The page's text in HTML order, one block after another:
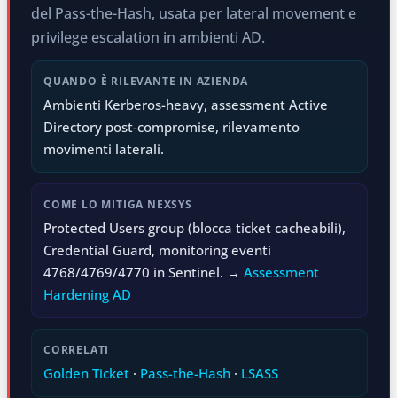
del Pass-the-Hash, usata per lateral movement e
privilege escalation in ambienti AD.
QUANDO È RILEVANTE IN AZIENDA
Ambienti Kerberos-heavy, assessment Active
Directory post-compromise, rilevamento
movimenti laterali.
COME LO MITIGA NEXSYS
Protected Users group (blocca ticket cacheabili),
Credential Guard, monitoring eventi
4768/4769/4770 in Sentinel. → Assessment
Hardening AD
CORRELATI
Golden Ticket · Pass-the-Hash · LSASS